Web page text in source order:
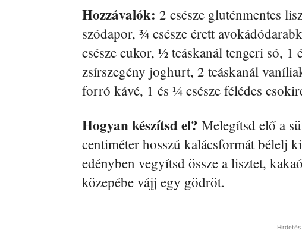
Hozzávalók: 2 csésze gluténmentes
szódapor, ¾ csésze érett
csésze cukor, ½ teáskanál tengeri só, 1
zsírszegény joghurt, 2 teáskanál
forró kávé, 1 és ¼ csésze félédes
Hogyan készítsd el? Melegítsd elő a
centiméter hosszú kalácsformát bélelj
edényben vegyítsd össze a lisztet,
közepébe vájj egy gödröt.
Hirdetés